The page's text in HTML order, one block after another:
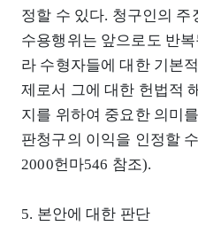
정할 수 있다. 청구인의
수용행위는 앞으로도 반
라 수형자들에 대한 기본
제로서 그에 대한 헌법적
지를 위하여 중요한 의미
판청구의 이익을 인정할
2000헌마546 참조).
5. 본안에 대한 판단